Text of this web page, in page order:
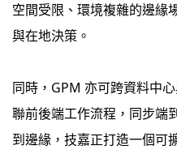
空間受限、環境複雜的邊緣
與在地決策。
同時，GPM 亦可跨資料中
聯前後端工作流程，同步端
到邊緣，技嘉正打造一個可